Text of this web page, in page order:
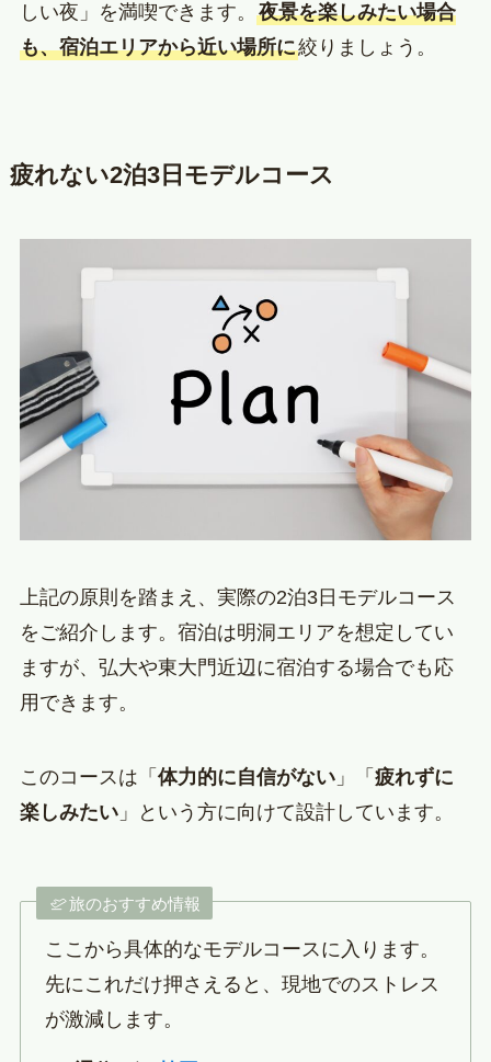
しい夜」を満喫できます。 夜景を楽しみたい場合
も、宿泊エリアから近い場所に絞りましょう。
疲れない2泊3日モデルコース
上記の原則を踏まえ、実際の2泊3日モデルコース
をご紹介します。宿泊は明洞エリアを想定してい
ますが、弘大や東大門近辺に宿泊する場合でも応
用できます。
このコースは「 体力的に自信がない」「 疲れずに
楽しみたい」という方に向けて設計しています。
旅のおすすめ情報
ここから具体的なモデルコースに入ります。
先にこれだけ押さえると、現地でのストレス
が激減します。